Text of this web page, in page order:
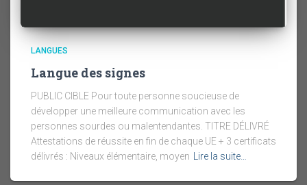
LANGUES
Langue des signes
PUBLIC CIBLE Pour toute personne soucieuse de
développer une meilleure communication avec les
personnes sourdes ou malentendantes. TITRE DÉLIVRÉ
Attestations de réussite en fin de chaque UE + 3 certificats
délivrés : Niveaux élémentaire, moyen Lire la suite…